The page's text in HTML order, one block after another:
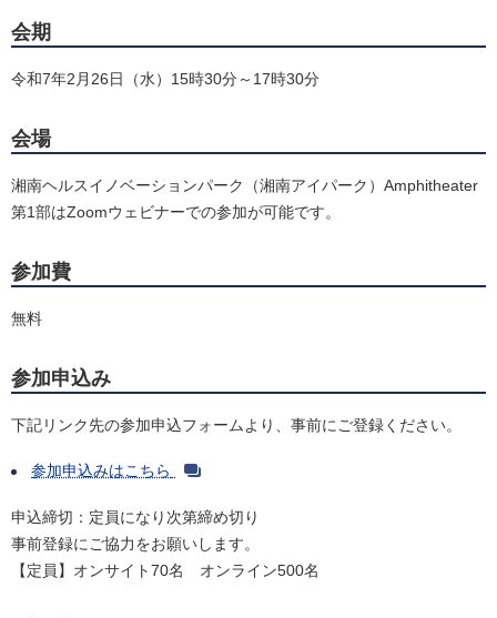
会期
令和7年2月26日（水）15時30分～17時30分
会場
湘南ヘルスイノベーションパーク（湘南アイパーク）Amphitheater
第1部はZoomウェビナーでの参加が可能です。
参加費
無料
参加申込み
下記リンク先の参加申込フォームより、事前にご登録ください。
参加申込みはこちら
申込締切：定員になり次第締め切り
事前登録にご協力をお願いします。
【定員】オンサイト70名 オンライン500名